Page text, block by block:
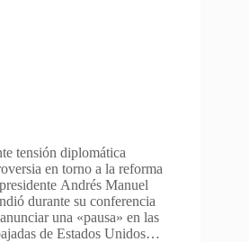
tensión diplomática
en torno a la reforma
Andrés Manuel
durante su conferencia
una «pausa» en las
de Estados Unidos…